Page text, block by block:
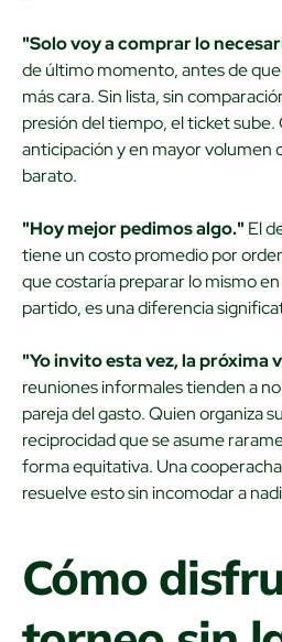
"Solo voy a comprar lo
de último momento, antes de
más cara. Sin lista, sin
presión del tiempo, el ticket
anticipación y en mayor volumen
barato.
"Hoy mejor pedimos algo." El
tiene un costo promedio por
que costaría preparar lo mismo
partido, es una diferencia
"Yo invito esta vez, la próxima
reuniones informales tienden a
pareja del gasto. Quien organiza
reciprocidad que se asume
forma equitativa. Una
resuelve esto sin incomodar a
Cómo